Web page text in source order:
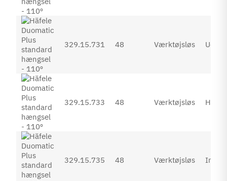
329.15.731 48 Værktøjsløs
329.15.733 48 Værktøjsløs
329.15.735 48 Værktøjsløs